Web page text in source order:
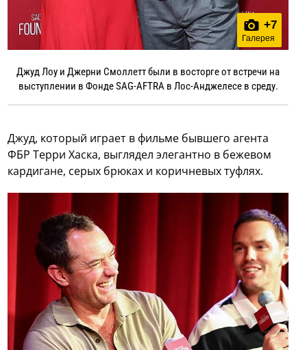
+7
Галерея
Джуд Лоу и Джерни Смоллетт были в восторге от встречи на
выступлении в Фонде SAG-AFTRA в Лос-Анджелесе в среду.
Джуд, который играет в фильме бывшего агента
ФБР Терри Хаска, выглядел элегантно в бежевом
кардигане, серых брюках и коричневых туфлях.